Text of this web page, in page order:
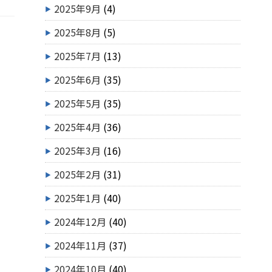
2025年9月 (4)
2025年8月 (5)
2025年7月 (13)
2025年6月 (35)
2025年5月 (35)
2025年4月 (36)
2025年3月 (16)
2025年2月 (31)
2025年1月 (40)
2024年12月 (40)
2024年11月 (37)
2024年10月 (40)